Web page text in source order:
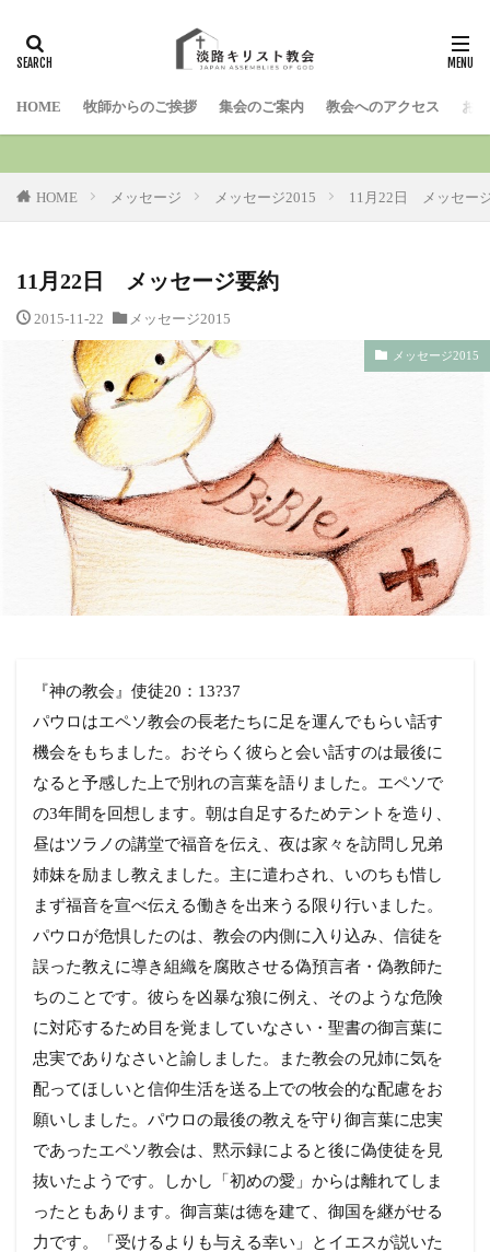
HOME 牧師からのご挨拶 集会のご案内 教会へのアクセス お
HOME メッセージ メッセージ2015 11月22日 メッセー
11月22日 メッセージ要約
2015-11-22 メッセージ2015
メッセージ2015
『神の教会』使徒20：13?37
パウロはエペソ教会の長老たちに足を運んでもらい話す
機会をもちました。おそらく彼らと会い話すのは最後に
なると予感した上で別れの言葉を語りました。エペソで
の3年間を回想します。朝は自足するためテントを造り、
昼はツラノの講堂で福音を伝え、夜は家々を訪問し兄弟
姉妹を励まし教えました。主に遣わされ、いのちも惜し
まず福音を宣べ伝える働きを出来うる限り行いました。
パウロが危惧したのは、教会の内側に入り込み、信徒を
誤った教えに導き組織を腐敗させる偽預言者・偽教師た
ちのことです。彼らを凶暴な狼に例え、そのような危険
に対応するため目を覚ましていなさい・聖書の御言葉に
忠実でありなさいと諭しました。また教会の兄姉に気を
配ってほしいと信仰生活を送る上での牧会的な配慮をお
願いしました。パウロの最後の教えを守り御言葉に忠実
であったエペソ教会は、黙示録によると後に偽使徒を見
抜いたようです。しかし「初めの愛」からは離れてしま
ったともあります。御言葉は徳を建て、御国を継がせる
力です。「受けるよりも与える幸い」とイエスが説いた
検索